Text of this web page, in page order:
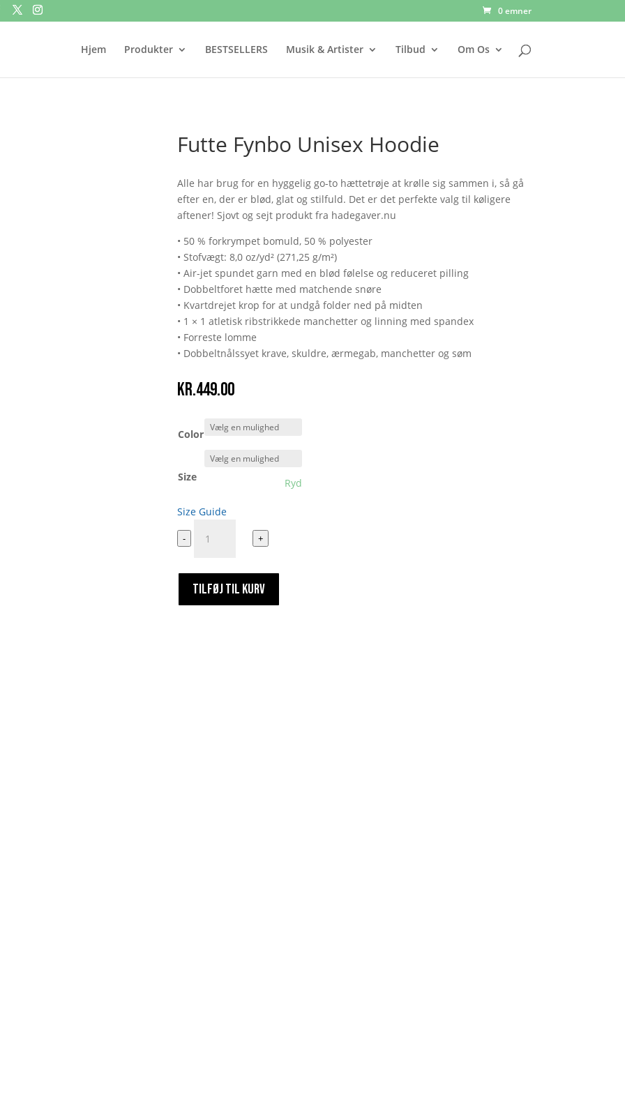
0 emner
Hjem Produkter BESTSELLERS Musik & Artister Tilbud Om Os
Futte Fynbo Unisex Hoodie
Alle har brug for en hyggelig go-to hættetrøje at krølle sig sammen i, så gå
efter en, der er blød, glat og stilfuld. Det er det perfekte valg til køligere
aftener! Sjovt og sejt produkt fra hadegaver.nu
• 50 % forkrympet bomuld, 50 % polyester
• Stofvægt: 8,0 oz/yd² (271,25 g/m²)
• Air-jet spundet garn med en blød følelse og reduceret pilling
• Dobbeltforet hætte med matchende snøre
• Kvartdrejet krop for at undgå folder ned på midten
• 1 × 1 atletisk ribstrikkede manchetter og linning med spandex
• Forreste lomme
• Dobbeltnålssyet krave, skuldre, ærmegab, manchetter og søm
kr.449.00
Color
Size Ryd
Size Guide
Futte
Fynbo
Hoodie
antal
- +
TILFØJ TIL KURV